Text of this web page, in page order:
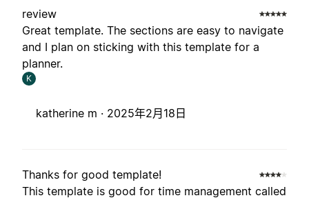
review
Great template. The sections are easy to navigate
and I plan on sticking with this template for a
planner.
K
katherine m · 2025年2月18日
Thanks for good template!
This template is good for time management called